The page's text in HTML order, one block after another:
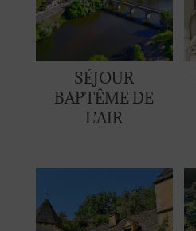
SÉJOUR
BAPTÊME DE
L’AIR